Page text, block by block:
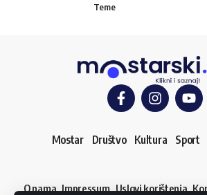
Teme
Mostar Društvo Kultura Sport
O nama Impressum Uslovi korištenja